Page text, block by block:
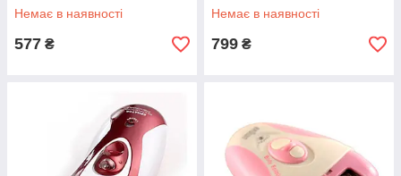
Немає в наявності
577 ₴
Немає в наявності
799 ₴